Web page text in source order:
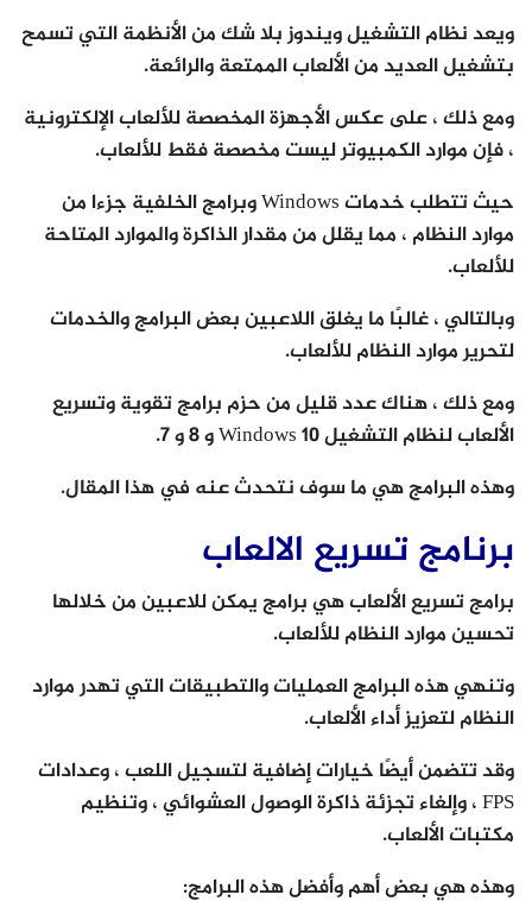
ويعد نظام التشغيل ويندوز بلا شك من الأنظمة التي تسمح
بتشغيل العديد من الألعاب الممتعة والرائعة.
ومع ذلك ، على عكس الأجهزة المخصصة للألعاب الإلكترونية
، فإن موارد الكمبيوتر ليست مخصصة فقط للألعاب.
حيث تتطلب خدمات Windows وبرامج الخلفية جزءا من
موارد النظام ، مما يقلل من مقدار الذاكرة والموارد المتاحة
للألعاب.
وبالتالي ، غالبًا ما يغلق اللاعبين بعض البرامج والخدمات
لتحرير موارد النظام للألعاب.
ومع ذلك ، هناك عدد قليل من حزم برامج تقوية وتسريع
الألعاب لنظام التشغيل Windows 10 و 8 و 7.
وهذه البرامج هي ما سوف نتحدث عنه في هذا المقال.
برنامج تسريع الالعاب
برامج تسريع الألعاب هي برامج يمكن للاعبين من خلالها
تحسين موارد النظام للألعاب.
وتنهي هذه البرامج العمليات والتطبيقات التي تهدر موارد
النظام لتعزيز أداء الألعاب.
وقد تتضمن أيضًا خيارات إضافية لتسجيل اللعب ، وعدادات
FPS ، وإلغاء تجزئة ذاكرة الوصول العشوائي ، وتنظيم
مكتبات الألعاب.
وهذه هي بعض أهم وأفضل هذه البرامج: